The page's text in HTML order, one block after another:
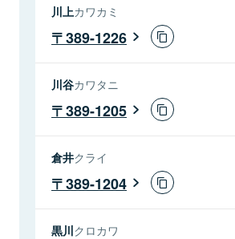
川上カワカミ
389-1226
川谷カワタニ
389-1205
倉井クライ
389-1204
黒川クロカワ